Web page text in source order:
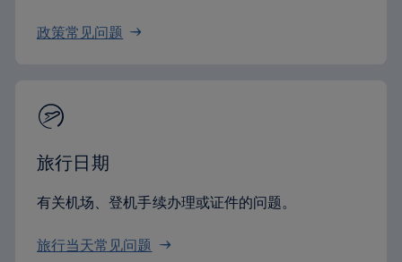
政策常见问题
旅行日期
有关机场、登机手续办理或证件的问题。
旅行当天常见问题